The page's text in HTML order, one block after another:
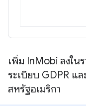
เพิ่ม InMobi ลงใน
ระเบียบ GDPR แ
สหรัฐอเมริกา